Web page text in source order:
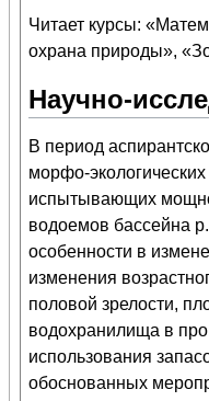
Читает курсы:
охрана природы»,
Научно-
В период
морфо-
испытывающих
водоемов бассейна
особенности в
изменения
половой зрелости,
водохранилища в
использования
обоснованных